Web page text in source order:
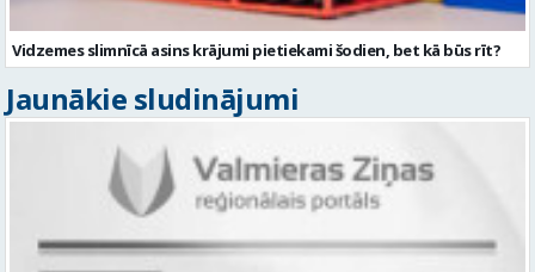
Vidzemes slimnīcā asins krājumi pietiekami šodien, bet kā būs rīt?
Jaunākie sludinājumi